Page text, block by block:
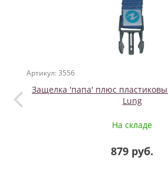
Артикул: 3556
Защелка 'папа' плюс
Lung
На складе
879 руб.